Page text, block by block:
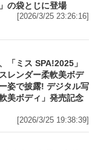
の袋とじに登場
[2026/3/25 23:26:16]
「ミス SPA!2025」
レンダー柔軟美ボデ
姿で披露! デジタル写
美ボディ」発売記念
[2026/3/25 19:38:39]